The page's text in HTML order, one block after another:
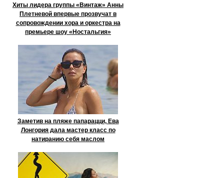
Хиты лидера группы «Винтаж» Анны
Плетневой впервые прозвучат в
сопровождении хора и оркестра на
премьере шоу «Ностальгия»
Заметив на пляже папарацци, Ева
Лонгория дала мастер класс по
натиранию себя маслом